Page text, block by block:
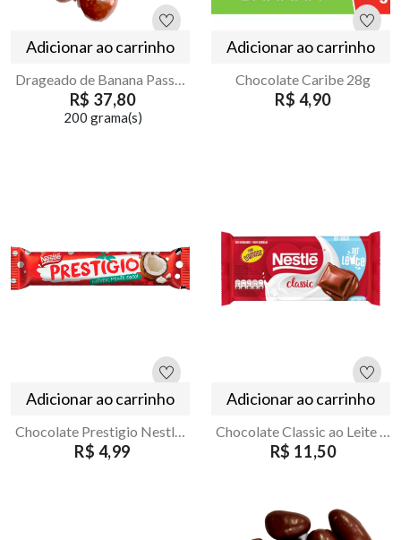
Adicionar ao carrinho
R$ 37,80
200 grama(s)
Adicionar ao carrinho
Chocolate Caribe 28g
R$ 4,90
Adicionar ao carrinho
Chocolate Prestigio Nestle 33g
R$ 4,99
Adicionar ao carrinho
Chocolate Classic ao Leite 80g
R$ 11,50